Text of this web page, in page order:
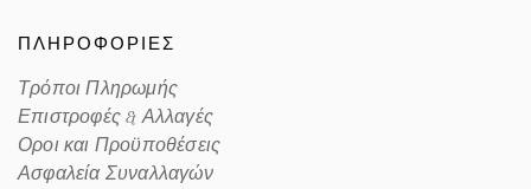
ΠΛΗΡΟΦΟΡΙΕΣ
Τρόποι Πληρωμής
Επιστροφές & Αλλαγές
Οροι και Προϋποθέσεις
Ασφαλεία Συναλλαγών